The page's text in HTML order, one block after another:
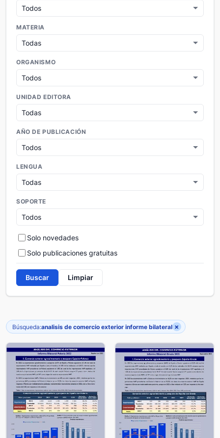
MATERIA
ORGANISMO
UNIDAD EDITORA
AÑO DE PUBLICACIÓN
LENGUA
SOPORTE
Solo novedades
Solo publicaciones gratuitas
Buscar Limpiar
Búsqueda:analisis de comercio exterior informe bilateral ×